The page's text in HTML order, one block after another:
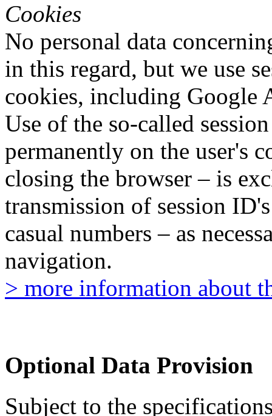
Cookies
No personal data
in this regard, but we use
cookies, including Google
Use of the so-called
permanently on the user's
closing the browser – is
transmission of session
casual numbers – as
navigation.
> more information about
Optional Data Provision
Subject to the